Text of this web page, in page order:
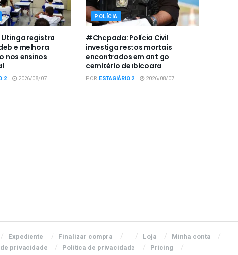
registra
e melhora
nos ensinos
2 2026/08/07
POLÍCIA
#Chapada: Polícia Civil
investiga restos mortais
encontrados em antigo
cemitério de Ibicoara
POR ESTAGIÁRIO 2 2026/08/07
Expediente Finalizar compra Loja
Minha conta
privacidade Política de privacidade
Pricing